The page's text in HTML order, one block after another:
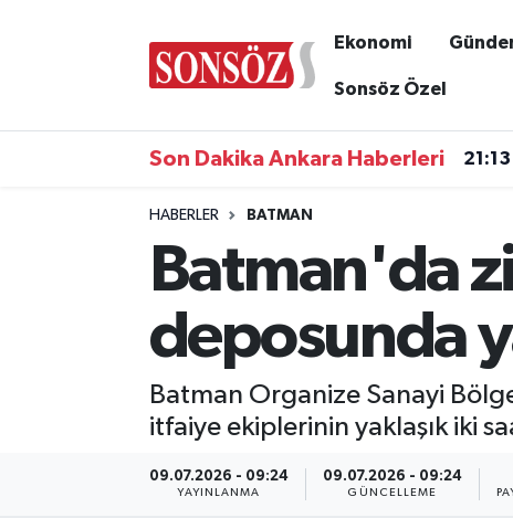
Ekonomi
Sonsöz Özel
Son Dakika Ankara Haberleri 21:13
HABERLER BATMAN
Batman'da
deposunda
Batman Organize Sanayi
itfaiye ekiplerinin yaklaşık iki
09.07.2026 - 09:24
YAYINLANMA
09.07.2026 - 09:24
GÜNCELLEME
Ankara Nöbetçi Eczaneler
Ankara Trafik Yoğunluk Haritası
Süper Lig Puan Durumu ve Fikstür
Son Dakika Haberleri
Haber Arşivi